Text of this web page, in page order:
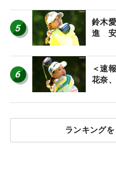
5
鈴木
進 安
6
＜速
花奈
ランキング